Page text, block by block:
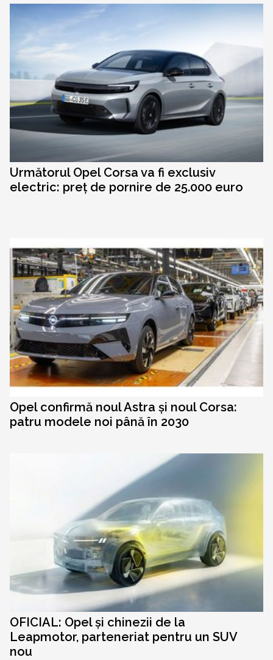
Următorul Opel Corsa va fi exclusiv
electric: preț de pornire de 25.000 euro
Opel confirmă noul Astra și noul Corsa:
patru modele noi până în 2030
OFICIAL: Opel și chinezii de la
Leapmotor, parteneriat pentru un SUV
nou